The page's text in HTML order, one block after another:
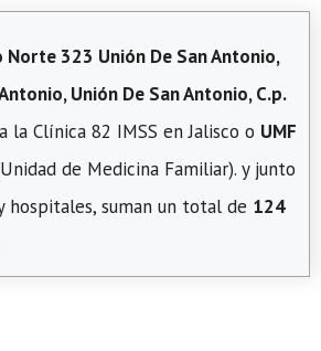
Norte 323 Unión De San Antonio,
Unión De San Antonio, C.p.
la Clínica 82 IMSS en Jalisco o UMF
de Medicina Familiar). y junto
hospitales, suman un total de 124